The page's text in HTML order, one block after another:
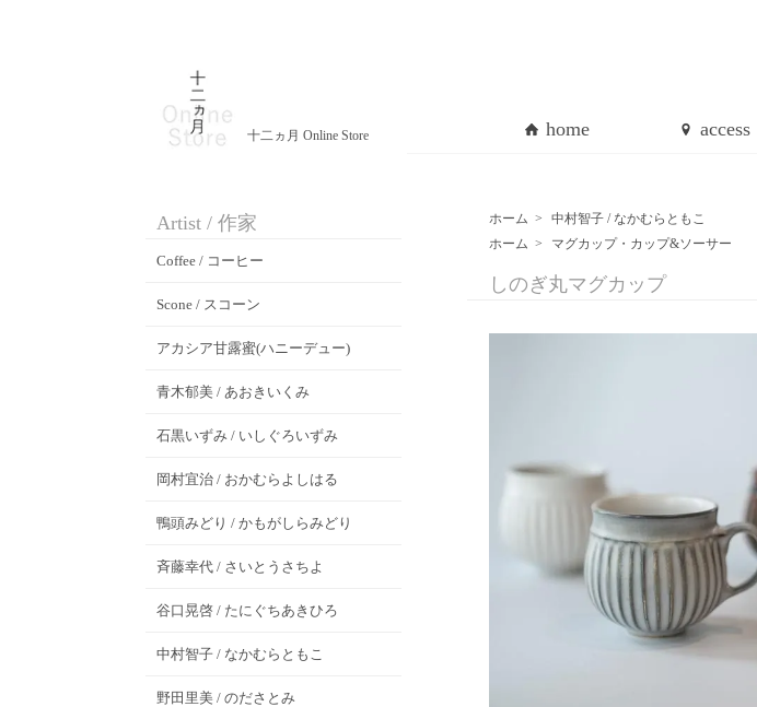
十二ヵ月 Online Store home access
ホーム >
中村智子 / なかむらともこ
ホーム > マグカップ・カップ&ソーサー
しのぎ丸マグカップ
Artist / 作家
Coffee / コーヒー
Scone / スコーン
アカシア甘露蜜(ハニーデュー)
青木郁美 / あおきいくみ
石黒いずみ / いしぐろいずみ
岡村宜治 / おかむらよしはる
鴨頭みどり / かもがしらみどり
斉藤幸代 / さいとうさちよ
谷口晃啓 / たにぐちあきひろ
中村智子 / なかむらともこ
野田里美 / のださとみ